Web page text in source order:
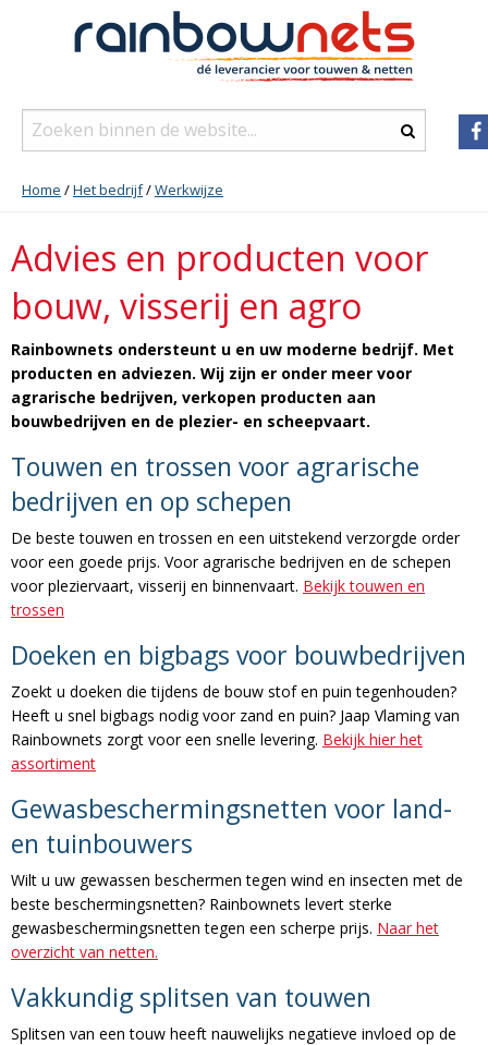
Home /Het bedrijf/Werkwijze
Advies en producten voor
bouw, visserij en agro
Rainbownets ondersteunt u en uw moderne bedrijf. Met
producten en adviezen. Wij zijn er onder meer voor
agrarische bedrijven, verkopen producten aan
bouwbedrijven en de plezier- en scheepvaart.
Touwen en trossen voor agrarische
bedrijven en op schepen
De beste touwen en trossen en een uitstekend verzorgde order
voor een goede prijs. Voor agrarische bedrijven en de schepen
voor pleziervaart, visserij en binnenvaart. Bekijk touwen en
trossen
Doeken en bigbags voor bouwbedrijven
Zoekt u doeken die tijdens de bouw stof en puin tegenhouden?
Heeft u snel bigbags nodig voor zand en puin? Jaap Vlaming van
Rainbownets zorgt voor een snelle levering. Bekijk hier het
assortiment
Gewasbeschermingsnetten voor land-
en tuinbouwers
Wilt u uw gewassen beschermen tegen wind en insecten met de
beste beschermingsnetten? Rainbownets levert sterke
gewasbeschermingsnetten tegen een scherpe prijs. Naar het
overzicht van netten.
Vakkundig splitsen van touwen
Splitsen van een touw heeft nauwelijks negatieve invloed op de